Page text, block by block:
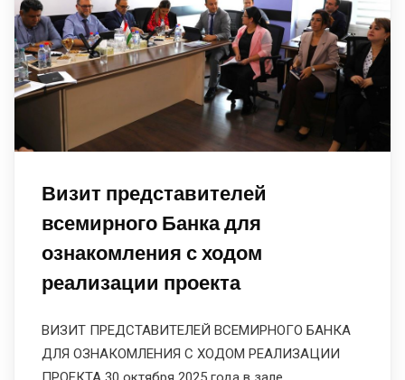
Визит представителей
всемирного Банка для
ознакомления с ходом
реализации проекта
ВИЗИТ ПРЕДСТАВИТЕЛЕЙ ВСЕМИРНОГО БАНКА
ДЛЯ ОЗНАКОМЛЕНИЯ С ХОДОМ РЕАЛИЗАЦИИ